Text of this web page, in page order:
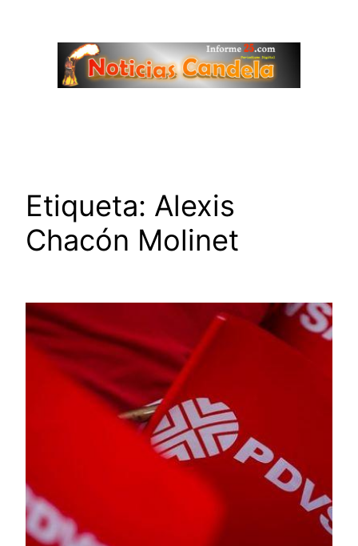
contenido
Etiqueta: Alexis
Chacón Molinet